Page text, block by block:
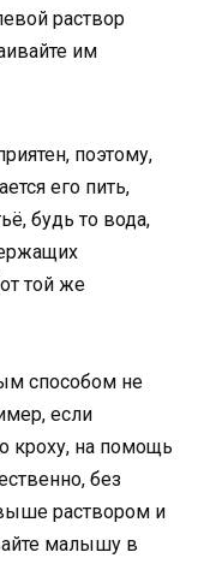
раствор
им
поэтому,
его пить,
будь то вода,
той же
способом не
если
кроху, на помощь
без
раствором и
малышу в